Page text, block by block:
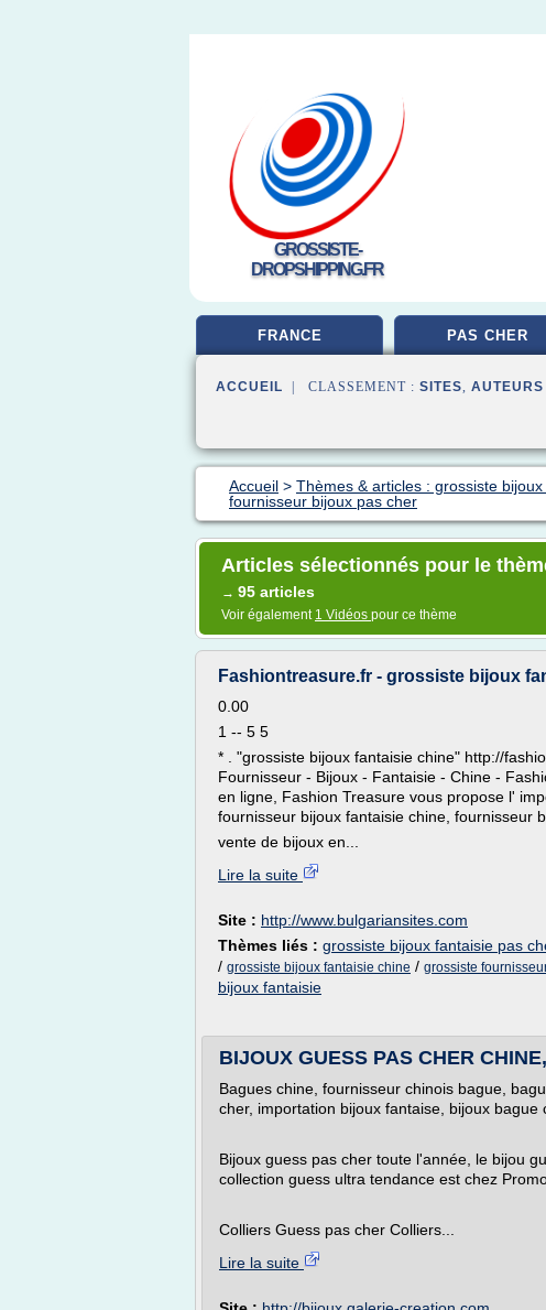
GROSSISTE-
DROPSHIPPING.FR
FRANCE PAS CHER
ACCUEIL | CLASSEMENT : SITES,
Accueil > Thèmes & articles : grossiste
fournisseur bijoux pas cher
Articles sélectionnés pour le
→ 95 articles
Voir également 1 Vidéos pour ce thème
Fashiontreasure.fr - grossiste bijoux
0.00
1 -- 5 5
* . "grossiste bijoux fantaisie chine" http://
Fournisseur - Bijoux - Fantaisie - Chine -
en ligne, Fashion Treasure vous propose l'
fournisseur bijoux fantaisie chine, fournisseur
vente de bijoux en...
Lire la suite
Site : http://www.bulgariansites.com
Thèmes liés : grossiste bijoux fantaisie pas
/ grossiste bijoux fantaisie chine / grossiste
bijoux fantaisie
BIJOUX GUESS PAS CHER
Bagues chine, fournisseur chinois bague,
cher, importation bijoux fantaise, bijoux
Bijoux guess pas cher toute l'année, le bijou
collection guess ultra tendance est chez
Colliers Guess pas cher Colliers...
Lire la suite